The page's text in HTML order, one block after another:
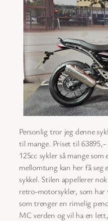
Personlig tror jeg denne
til mange. Priset til
125cc sykler så mange
mellomtung kan her få seg
sykkel. Stilen appellerer
retro-motorsykler, som
som trenger en rimelig
MC verden og vil ha en